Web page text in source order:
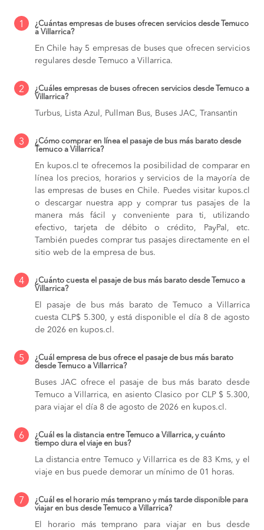
1
¿Cuántas empresas de buses ofrecen servicios desde Temuco
a Villarrica?
En Chile hay 5 empresas de buses que ofrecen servicios
regulares desde Temuco a Villarrica.
2
¿Cuáles empresas de buses ofrecen servicios desde Temuco a
Villarrica?
Turbus, Lista Azul, Pullman Bus, Buses JAC, Transantin
3
¿Cómo comprar en línea el pasaje de bus más barato desde
Temuco a Villarrica?
En kupos.cl te ofrecemos la posibilidad de comparar en
línea los precios, horarios y servicios de la mayoría de
las empresas de buses en Chile. Puedes visitar kupos.cl
o descargar nuestra app y comprar tus pasajes de la
manera más fácil y conveniente para ti, utilizando
efectivo, tarjeta de débito o crédito, PayPal, etc.
También puedes comprar tus pasajes directamente en el
sitio web de la empresa de bus.
4
¿Cuánto cuesta el pasaje de bus más barato desde Temuco a
Villarrica?
El pasaje de bus más barato de Temuco a Villarrica
cuesta CLP$ 5.300, y está disponible el día 8 de agosto
de 2026 en kupos.cl.
5
¿Cuál empresa de bus ofrece el pasaje de bus más barato
desde Temuco a Villarrica?
Buses JAC ofrece el pasaje de bus más barato desde
Temuco a Villarrica, en asiento Clasico por CLP $ 5.300,
para viajar el día 8 de agosto de 2026 en kupos.cl.
6
¿Cuál es la distancia entre Temuco a Villarrica, y cuánto
tiempo dura el viaje en bus?
La distancia entre Temuco y Villarrica es de 83 Kms, y el
viaje en bus puede demorar un mínimo de 01 horas.
7
¿Cuál es el horario más temprano y más tarde disponible para
viajar en bus desde Temuco a Villarrica?
El horario más temprano para viajar en bus desde